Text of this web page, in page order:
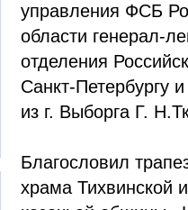
управления ФСБ
области генерал-
отделения
Санкт-Петербургу
из г. Выборга Г.
Благословил
храма Тихвинской